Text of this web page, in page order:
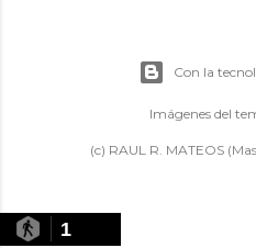
Con la
Imágenes del
(c) RAUL R. MATEOS
1